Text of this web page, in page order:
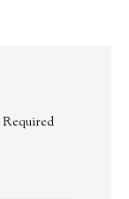
Required